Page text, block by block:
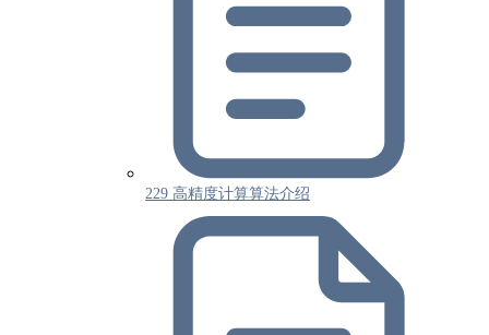
229 高精度计算算法介绍